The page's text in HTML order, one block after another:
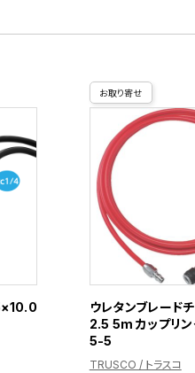
お取り寄せ
ウレタンブレード
2.5 5m カップリ
5-5
TRUSCO / トラスコ